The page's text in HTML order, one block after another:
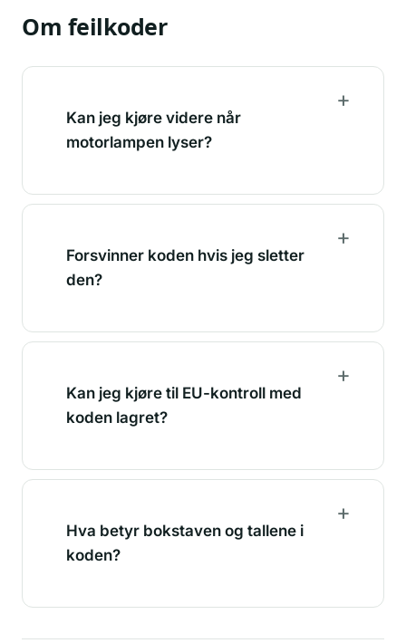
Om feilkoder
Kan jeg kjøre videre når
motorlampen lyser?
Forsvinner koden hvis jeg sletter
den?
Kan jeg kjøre til EU-kontroll med
koden lagret?
Hva betyr bokstaven og tallene i
koden?